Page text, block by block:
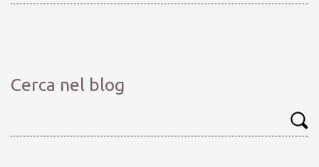
Cerca nel blog